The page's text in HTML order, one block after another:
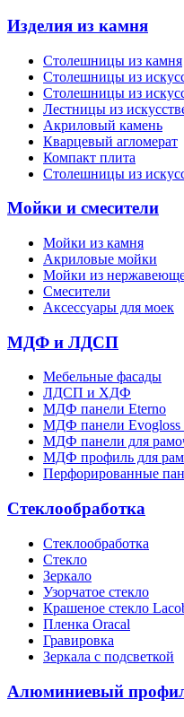
Изделия из камня
Столешницы из камня
Cтолешницы из
Cтолешницы из
Лестницы из
Акриловый камень
Кварцевый агломерат
Компакт плита
Столешницы из
Мойки и смесители
Мойки из камня
Акриловые мойки
Мойки из
Смесители
Аксессуары для моек
МДФ и ЛДСП
Мебельные фасады
ЛДСП и ХДФ
МДФ панели Eterno
МДФ панели Evogloss
МДФ панели для
МДФ профиль для
Перфорированные
Стеклообработка
Стеклообработка
Стекло
Зеркало
Узорчатое стекло
Крашеное стекло
Пленка Oracal
Гравировка
Зеркала с подсветкой
Алюминиевый